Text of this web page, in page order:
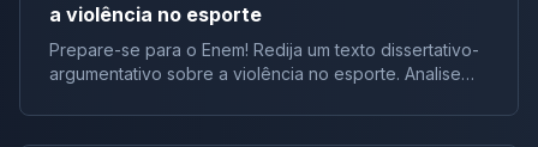
a violência no esporte
Prepare-se para o Enem! Redija um texto dissertativo-
argumentativo sobre a violência no esporte. Analise
sobre medidas para combater essa problemátic